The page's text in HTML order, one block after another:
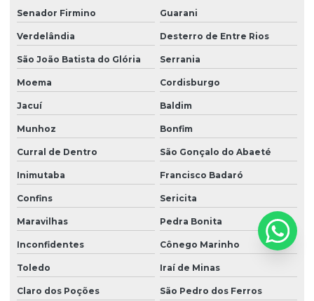
Senador Firmino Guarani
Verdelândia Desterro de Entre Rios
São João Batista do Glória Serrania
Moema Cordisburgo
Jacuí Baldim
Munhoz Bonfim
Curral de Dentro São Gonçalo do Abaeté
Inimutaba Francisco Badaró
Confins Sericita
Maravilhas Pedra Bonita
Inconfidentes Cônego Marinho
Toledo Iraí de Minas
Claro dos Poções São Pedro dos Ferros